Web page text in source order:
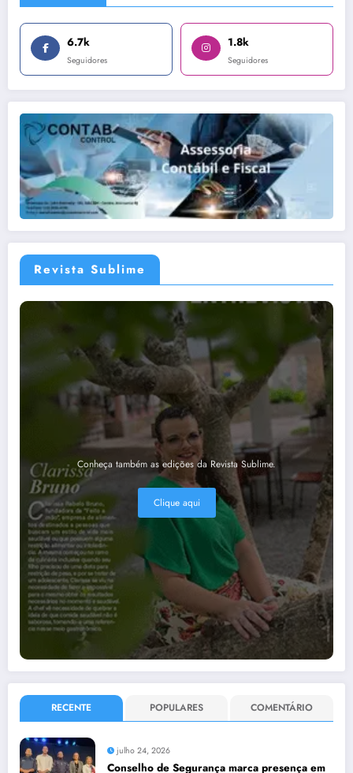
6.7k
Seguidores
1.8k
Seguidores
Revista Sublime
Conheça também as edições da Revista Sublime.
Clique aqui
RECENTE POPULARES COMENTÁRIO
julho 24, 2026
Conselho de Segurança marca presença em